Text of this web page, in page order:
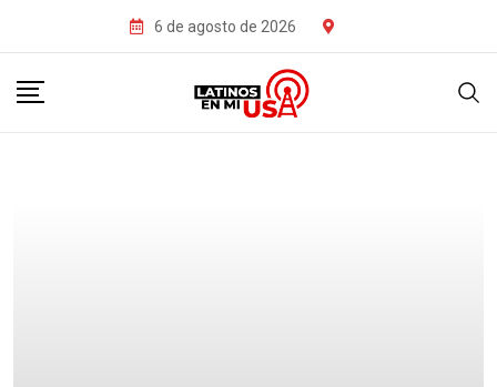
6 de agosto de 2026